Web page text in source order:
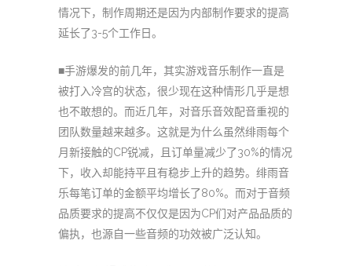
情况下，制作周期还是因为内部制作要求的提高
延长了3-5个工作日。
■手游爆发的前几年，其实游戏音乐制作一直是
被打入冷宫的状态，很少现在这种情形几乎是想
也不敢想的。而近几年，对音乐音效配音重视的
团队数量越来越多。这就是为什么虽然绯雨每个
月新接触的CP锐减，且订单量减少了30%的情况
下，收入却能持平且有稳步上升的趋势。绯雨音
乐每笔订单的金额平均增长了80%。而对于音频
品质要求的提高不仅仅是因为CP们对产品品质的
偏执，也源自一些音频的功效被广泛认知。